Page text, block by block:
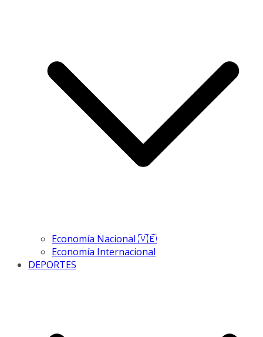
Economía Nacional 🇻🇪
Economía Internacional
DEPORTES